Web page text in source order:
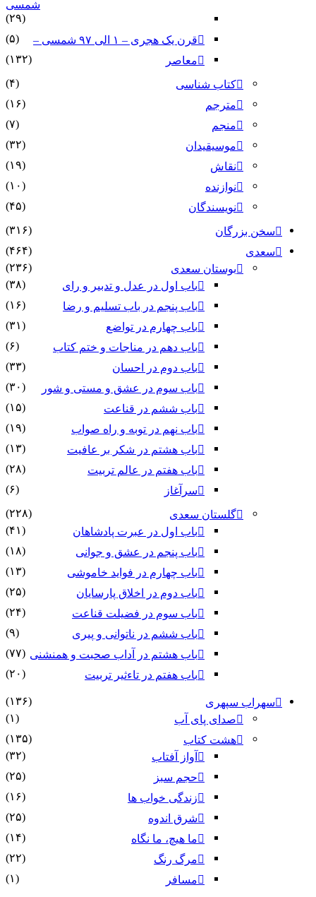
شمسی
(۲۹)
قرن یک هجری – ۱ الی ۹۷ شمسی –
(۵)
معاصر
(۱۳۲)
کتاب شناسی
(۴)
مترجم
(۱۶)
منجم
(۷)
موسیقیدان
(۳۲)
نقاش
(۱۹)
نوازنده
(۱۰)
نویسندگان
(۴۵)
سخن بزرگان
(۳۱۶)
سعدی
(۴۶۴)
بوستان سعدی
(۲۳۶)
باب اول در عدل و تدبیر و رای
(۳۸)
باب پنجم در باب تسلیم و رضا
(۱۶)
باب چهارم در تواضع
(۳۱)
باب دهم در مناجات و ختم کتاب
(۶)
باب دوم در احسان
(۳۳)
باب سوم در عشق و مستی و شور
(۳۰)
باب ششم در قناعت
(۱۵)
باب نهم در توبه و راه صواب
(۱۹)
باب هشتم در شکر بر عافیت
(۱۳)
باب هفتم در عالم تربیت
(۲۸)
سرآغاز
(۶)
گلستان سعدی
(۲۲۸)
باب اول در عبرت پادشاهان
(۴۱)
باب پنجم در عشق و جوانى
(۱۸)
باب چهارم در فواید خاموشى
(۱۳)
باب دوم در اخلاق پارسایان
(۲۵)
باب سوم در فضیلت قناعت
(۲۴)
باب ششم در ناتوانى و پیرى
(۹)
باب هشتم در آداب صحبت و همنشنى (۷۷)
باب هفتم در تاءثیر تربیت
(۲۰)
سهراب سپهری
(۱۳۶)
صدای پای آب
(۱)
هشت کتاب
(۱۳۵)
آواز آفتاب
(۳۲)
حجم سبز
(۲۵)
زندگی خواب ها
(۱۶)
شرق اندوه
(۲۵)
ما هیچ، ما نگاه
(۱۴)
مرگ رنگ
(۲۲)
مسافر
(۱)